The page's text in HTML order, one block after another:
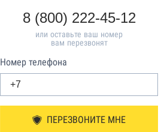
8 (800) 222-45-12
или оставьте ваш номер
вам перезвонят
Номер телефона
ПЕРЕЗВОНИТЕ МНЕ